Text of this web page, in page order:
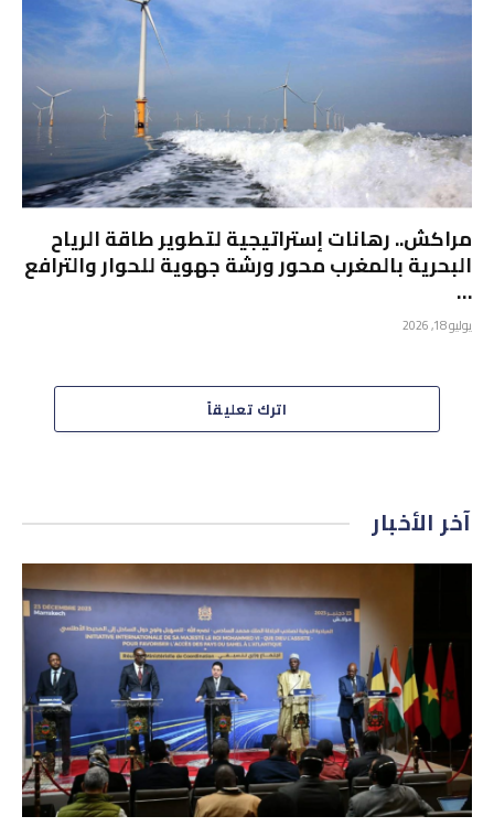
مراكش.. رهانات إستراتيجية لتطوير طاقة الرياح
البحرية بالمغرب محور ورشة جهوية للحوار والترافع
…
يوليو 18, 2026
اترك تعليقاً
آخر الأخبار